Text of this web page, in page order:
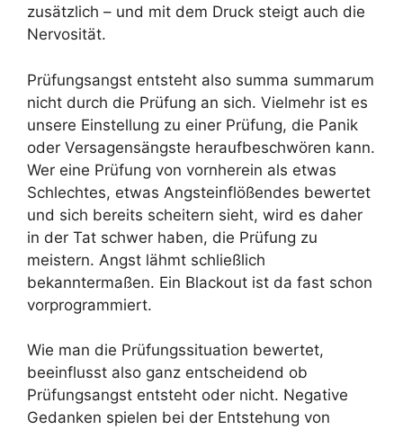
zusätzlich – und mit dem Druck steigt auch die
Nervosität.
Prüfungsangst entsteht also summa summarum
nicht durch die Prüfung an sich. Vielmehr ist es
unsere Einstellung zu einer Prüfung, die Panik
oder Versagensängste heraufbeschwören kann.
Wer eine Prüfung von vornherein als etwas
Schlechtes, etwas Angsteinflößendes bewertet
und sich bereits scheitern sieht, wird es daher
in der Tat schwer haben, die Prüfung zu
meistern. Angst lähmt schließlich
bekanntermaßen. Ein Blackout ist da fast schon
vorprogrammiert.
Wie man die Prüfungssituation bewertet,
beeinflusst also ganz entscheidend ob
Prüfungsangst entsteht oder nicht. Negative
Gedanken spielen bei der Entstehung von